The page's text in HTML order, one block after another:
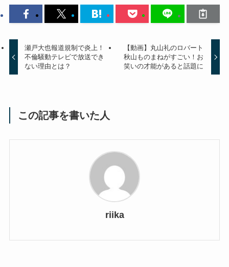
瀬戸大也報道規制で炎上！
不倫騒動テレビで放送でき
ない理由とは？
【動画】丸山礼のロバート
秋山ものまねがすごい！お
笑いの才能があると話題に
この記事を書いた人
riika